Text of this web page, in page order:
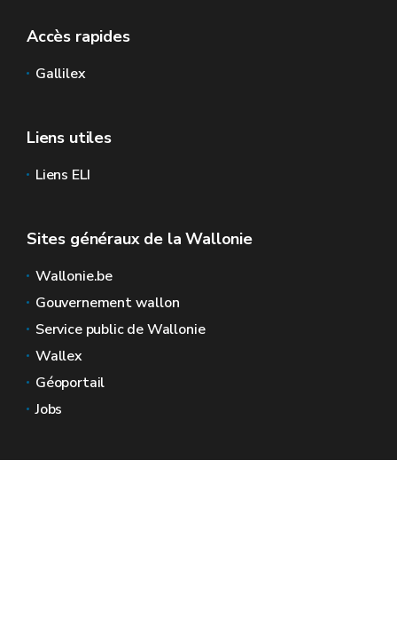
Accès rapides
Gallilex
Liens utiles
Liens ELI
Sites généraux de la Wallonie
Wallonie.be
Gouvernement wallon
Service public de Wallonie
Wallex
Géoportail
Jobs